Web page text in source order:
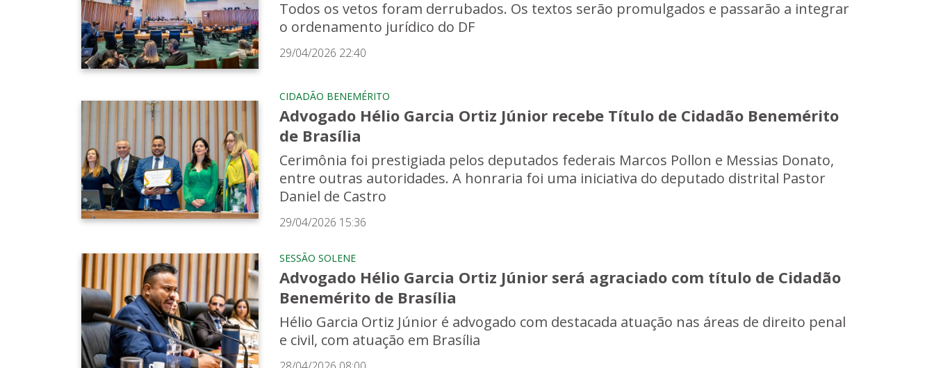
Todos os vetos foram derrubados. Os textos serão promulgados e passarão a integrar
o ordenamento jurídico do DF
29/04/2026 22:40
CIDADÃO BENEMÉRITO
Advogado Hélio Garcia Ortiz Júnior recebe Título de Cidadão Benemérito
de Brasília
Cerimônia foi prestigiada pelos deputados federais Marcos Pollon e Messias Donato,
entre outras autoridades. A honraria foi uma iniciativa do deputado distrital Pastor
Daniel de Castro
29/04/2026 15:36
SESSÃO SOLENE
Advogado Hélio Garcia Ortiz Júnior será agraciado com título de Cidadão
Benemérito de Brasília
Hélio Garcia Ortiz Júnior é advogado com destacada atuação nas áreas de direito penal
e civil, com atuação em Brasília